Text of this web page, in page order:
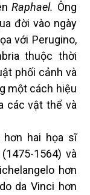
Raphael. Ông
đời vào ngày
với Perugino,
thuộc thời
phối cảnh và
một cách hiệu
các vật thể và
hơn hai họa sĩ
1564) và
hơn
da Vinci hơn